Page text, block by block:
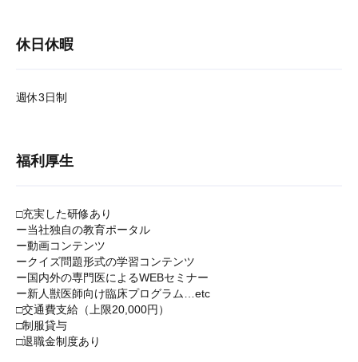
休日休暇
週休3日制
福利厚生
□充実した研修あり
ー当社独自の教育ポータル
ー動画コンテンツ
ークイズ問題形式の学習コンテンツ
ー国内外の専門医によるWEBセミナー
ー新人獣医師向け臨床プログラム…etc
□交通費支給（上限20,000円）
□制服貸与
□退職金制度あり